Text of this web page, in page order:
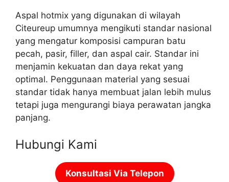
Aspal hotmix yang digunakan di wilayah
Citeureup umumnya mengikuti standar nasional
yang mengatur komposisi campuran batu
pecah, pasir, filler, dan aspal cair. Standar ini
menjamin kekuatan dan daya rekat yang
optimal. Penggunaan material yang sesuai
standar tidak hanya membuat jalan lebih mulus
tetapi juga mengurangi biaya perawatan jangka
panjang.
Hubungi Kami
Konsultasi Via Telepon